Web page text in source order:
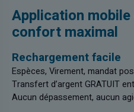
Application
confort maximal
Rechargement facile
Espèces, Virement, mandat
Transfert d’argent GRATUIT
Aucun dépassement, aucun